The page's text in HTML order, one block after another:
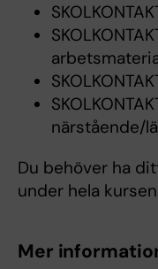
närstående/
Du behöver ha
under hela
Mer